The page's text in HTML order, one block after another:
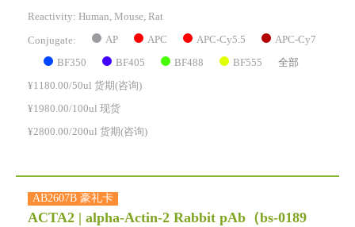
Reactivity: Human, Mouse, Rat
Conjugate: AP APC APC-Cy5.5 APC-Cy7
BF350 BF405 BF488 BF555 全部
¥1180.00/50ul 货期(咨询)
¥1980.00/100ul 现货
¥2800.00/200ul 货期(咨询)
AB2607B 豪礼卡
ACTA2 | alpha-Actin-2 Rabbit pAb （bs-0189